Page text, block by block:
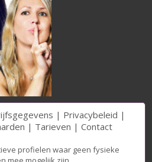
| Privacybeleid |
| Tarieven | Contact
profielen waar geen fysieke